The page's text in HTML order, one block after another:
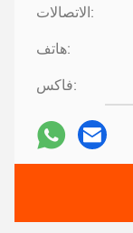
الاتصالات:
هاتف:
فاكس: